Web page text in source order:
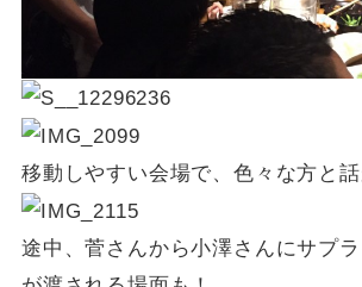
移動しやすい会場で、色々な方と
途中、菅さんから小澤さんにサプ